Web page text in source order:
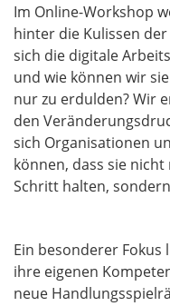
Im Online-Workshop
hinter die Kulissen
sich die digitale
und wie können wir
nur zu erdulden? Wir
den
sich Organisationen
können, dass sie
Schritt halten,
Ein besonderer
ihre eigenen
neue